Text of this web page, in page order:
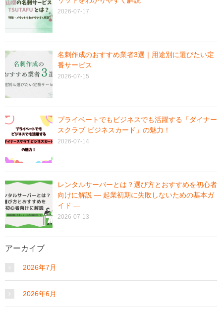
2026-07-17
名刺作成のおすすめ業者3選｜用途別に選びたい定
番サービス
2026-07-15
プライベートでもビジネスでも活躍する「ダイナー
スクラブ ビジネスカード」の魅力！
2026-07-14
レンタルサーバーとは？選び方とおすすめを初心者
向けに解説 ― 起業初期に失敗しないための基本ガ
イド ―
2026-07-13
アーカイブ
2026年7月
2026年6月